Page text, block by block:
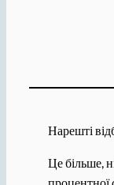
Нарешті
Це більше,